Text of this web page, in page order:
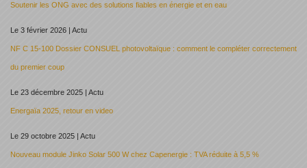
Soutenir les ONG avec des solutions fiables en énergie et en eau
Le 3 février 2026 | Actu
NF C 15-100 Dossier CONSUEL photovoltaïque : comment le compléter correctement
du premier coup
Le 23 décembre 2025 | Actu
Energaïa 2025, retour en video
Le 29 octobre 2025 | Actu
Nouveau module Jinko Solar 500 W chez Capenergie : TVA réduite à 5,5 %